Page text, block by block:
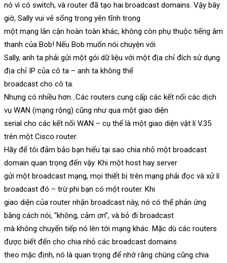
nó vì có switch, và router đã tạo hai broadcast domains. Vậy bây
giờ, Sally vui vẻ sống trong yên tĩnh trong
một mạng lân cận hoàn toàn khác, không còn phụ thuộc tiếng âm
thanh của Bob! Nếu Bob muốn nói chuyện với
Sally, anh ta phải gửi một gói dữ liệu với một địa chỉ đích sử dụng
địa chỉ IP của cô ta – anh ta không thể
broadcast cho cô ta.
Nhưng có nhiều hơn…Các routers cung cấp các kết nối các dịch
vụ WAN (mạng rộng) cũng như qua một giao diện
serial cho các kết nối WAN – cụ thể là một giao diện vật lí V.35
trên một Cisco router.
Hãy để tôi đảm bảo bạn hiểu tại sao chia nhỏ một broadcast
domain quan trọng đến vậy. Khi một host hay server
gửi một broadcast mạng, mọi thiết bị trên mạng phải đọc và xử lí
broadcast đó – trừ phi bạn có một router. Khi
giao diện của router nhận broadcast này, nó có thể phản ứng
bằng cách nói, “không, cảm ơn”, và bỏ đi broadcast
mà không chuyển tiếp nó lên tới mạng khác. Mặc dù các routers
được biết đến cho chia nhỏ các broadcast domains
theo mặc định, nó là quan trọng để nhớ rằng chúng cũng chia